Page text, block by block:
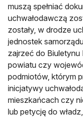
muszą spełniać
uchwałodawczą
zostały, w drodze
jednostek
zajrzeć do Biuletynu
powiatu czy
podmiotów, którym
inicjatywy
mieszkańcach czy
lub petycję do